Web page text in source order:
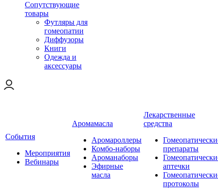
Сопутствующие
товары
Футляры для
гомеопатии
Диффузоры
Книги
Одежда и
аксессуары
События
Мероприятия
Вебинары
Аромамасла
Аромароллеры
Комбо-наборы
Ароманаборы
Эфирные
масла
Лекарственные
средства
препараты
аптечки
протоколы